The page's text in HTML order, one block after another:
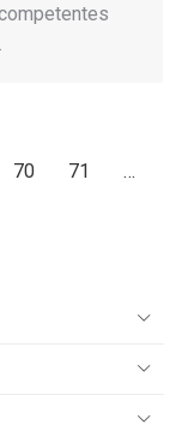
70 71
…